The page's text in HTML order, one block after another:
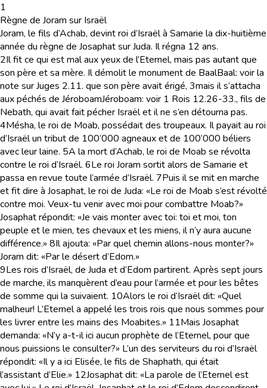
1
Règne de Joram sur Israël
Joram, le fils d’Achab, devint roi d’Israël à Samarie la dix-huitième
année du règne de Josaphat sur Juda. Il régna 12 ans.
2Il fit ce qui est mal aux yeux de l’Eternel, mais pas autant que
son père et sa mère. Il démolit le monument de BaalBaal: voir la
note sur Juges 2.11. que son père avait érigé, 3mais il s’attacha
aux péchés de JéroboamJéroboam: voir 1 Rois 12.26-33., fils de
Nebath, qui avait fait pécher Israël et il ne s’en détourna pas.
4Mésha, le roi de Moab, possédait des troupeaux. Il payait au roi
d’Israël un tribut de 100’000 agneaux et de 100’000 béliers
avec leur laine. 5A la mort d’Achab, le roi de Moab se révolta
contre le roi d’Israël. 6Le roi Joram sortit alors de Samarie et
passa en revue toute l’armée d’Israël. 7Puis il se mit en marche
et fit dire à Josaphat, le roi de Juda: «Le roi de Moab s’est révolté
contre moi. Veux-tu venir avec moi pour combattre Moab?»
Josaphat répondit: «Je vais monter avec toi: toi et moi, ton
peuple et le mien, tes chevaux et les miens, il n’y aura aucune
différence.» 8Il ajouta: «Par quel chemin allons-nous monter?»
Joram dit: «Par le désert d’Edom.»
9Les rois d’Israël, de Juda et d’Edom partirent. Après sept jours
de marche, ils manquèrent d’eau pour l’armée et pour les bêtes
de somme qui la suivaient. 10Alors le roi d’Israël dit: «Quel
malheur! L’Eternel a appelé les trois rois que nous sommes pour
les livrer entre les mains des Moabites.» 11Mais Josaphat
demanda: «N’y a-t-il ici aucun prophète de l’Eternel, pour que
nous puissions le consulter?» L’un des serviteurs du roi d’Israël
répondit: «Il y a ici Elisée, le fils de Shaphath, qui était
l’assistant d’Elie.» 12Josaphat dit: «La parole de l’Eternel est